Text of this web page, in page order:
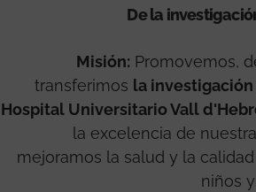
De la
Misión: Promovemos,
transferimos la
Hospital Universitario Vall
la excelencia de
mejoramos la salud y la
niños